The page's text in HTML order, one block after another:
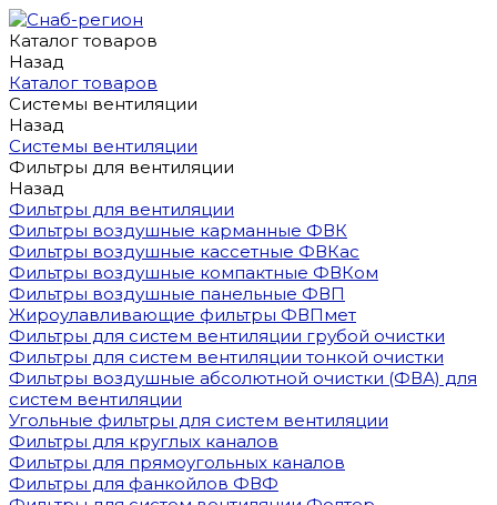
Каталог товаров
Назад
Каталог товаров
Системы вентиляции
Назад
Системы вентиляции
Фильтры для вентиляции
Назад
Фильтры для вентиляции
Фильтры воздушные карманные ФВК
Фильтры воздушные кассетные ФВКас
Фильтры воздушные компактные ФВКом
Фильтры воздушные панельные ФВП
Жироулавливающие фильтры ФВПмет
Фильтры для систем вентиляции грубой очистки
Фильтры для систем вентиляции тонкой очистки
Фильтры воздушные абсолютной очистки (ФВА) для
систем вентиляции
Угольные фильтры для систем вентиляции
Фильтры для круглых каналов
Фильтры для прямоугольных каналов
Фильтры для фанкойлов ФВФ